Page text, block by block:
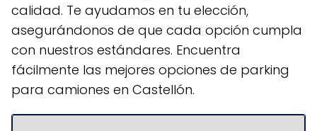
calidad. Te ayudamos en tu elección,
asegurándonos de que cada opción cumpla
con nuestros estándares. Encuentra
fácilmente las mejores opciones de parking
para camiones en Castellón.